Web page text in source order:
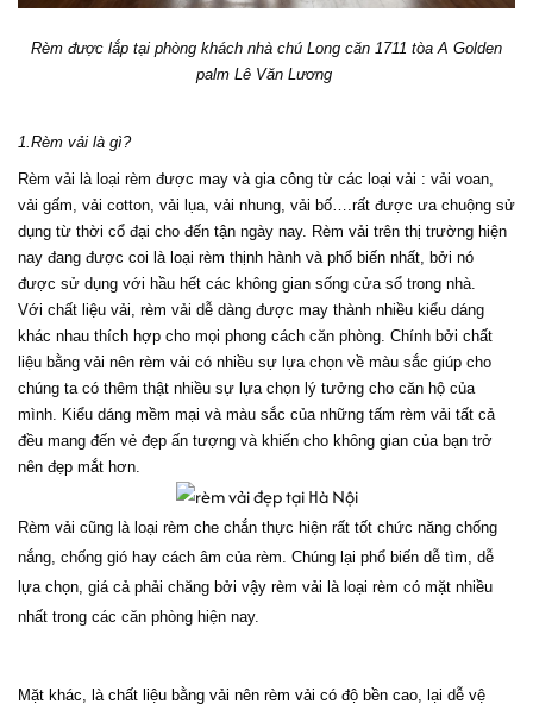
Rèm được lắp tại phòng khách nhà chú Long căn 1711 tòa A Golden
palm Lê Văn Lương
1.Rèm vải là gì?
Rèm vải là loại rèm được may và gia công từ các loại vải : vải voan,
vải gấm, vải cotton, vải lụa, vải nhung, vải bố….rất được ưa chuộng sử
dụng từ thời cổ đại cho đến tận ngày nay. Rèm vải trên thị trường hiện
nay đang được coi là loại rèm thịnh hành và phổ biến nhất, bởi nó
được sử dụng với hầu hết các không gian sống cửa sổ trong nhà.
Với chất liệu vải, rèm vải dễ dàng được may thành nhiều kiểu dáng
khác nhau thích hợp cho mọi phong cách căn phòng. Chính bởi chất
liệu bằng vải nên rèm vải có nhiều sự lựa chọn về màu sắc giúp cho
chúng ta có thêm thật nhiều sự lựa chọn lý tưởng cho căn hộ của
mình. Kiểu dáng mềm mại và màu sắc của những tấm rèm vải tất cả
đều mang đến vẻ đẹp ấn tượng và khiến cho không gian của bạn trở
nên đẹp mắt hơn.
Rèm vải cũng là loại rèm che chắn thực hiện rất tốt chức năng chống
nắng, chống gió hay cách âm của rèm. Chúng lại phổ biến dễ tìm, dễ
lựa chọn, giá cả phải chăng bởi vậy rèm vải là loại rèm có mặt nhiều
nhất trong các căn phòng hiện nay.
Mặt khác, là chất liệu bằng vải nên rèm vải có độ bền cao, lại dễ vệ